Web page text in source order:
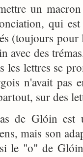
un
qui
(toujours pour
avec des
les lettres se
n'avait pas
sur des
de Glóin est
mais son
le "o" de